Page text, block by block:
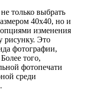
только выбрать
40х40, но и
изменения
рисунку. Это
фотографии,
того,
фотопечати
среди